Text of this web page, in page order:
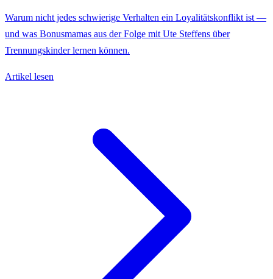
Warum nicht jedes schwierige Verhalten ein Loyalitätskonflikt ist —
und was Bonusmamas aus der Folge mit Ute Steffens über
Trennungskinder lernen können.
Artikel lesen